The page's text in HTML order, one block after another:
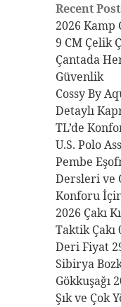
Recent
2026 Kamp
9 CM Çelik
Çantada
Güvenlik
Cossy By
Detaylı
TL’de
U.S. Polo
Pembe
Dersleri ve
Konforu
2026 Çakı
Taktik
Deri Fiyat
Sibirya
Gökkuşağı
Şık ve Çok